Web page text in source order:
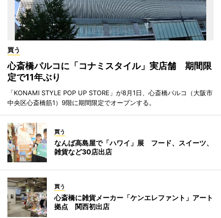
買う
心斎橋パルコに「コナミスタイル」実店舗 期間限
定で11年ぶり
「KONAMI STYLE POP UP STORE」が8月1日、心斎橋パルコ（大阪市
中央区心斎橋筋1）9階に期間限定でオープンする。
買う
なんば高島屋で「ハワイ」展 フード、スイーツ、
雑貨など30店出店
買う
心斎橋に雑貨メーカー「ケンエレファント」アート
拠点 関西初出店